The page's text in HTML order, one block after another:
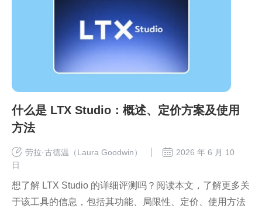
什么是 LTX Studio：概述、定价方案及使用
方法
劳拉·古德温（Laura Goodwin）
2026 年 6 月 10
日
想了解 LTX Studio 的详细评测吗？阅读本文，了解更多关
于该工具的信息，包括其功能、局限性、定价、使用方法